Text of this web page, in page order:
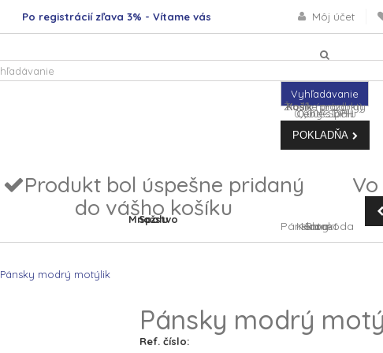
Po registrácií zľava 3% - Vítame vás Môj účet
Vyhľadávanie
Košík (prázdny)
Žiadne produkty
0,00 € DPH
0,00 € Spolu
Ceny s DPH
POKLADŇA
Produkt bol úspešne pridaný
do vášho košíku
Množstvo
Spolu Home
Pánska móda
Blog
Kontakt
Pánsky modrý motýlik
Pánsky modrý
Ref. číslo: